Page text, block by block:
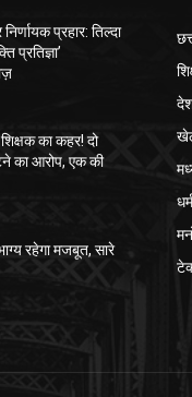
प्रहार: तिल्दा
प्रतिज्ञा’
का कहर! दो
का आरोप, एक की
रहेगा मजबूत, सारे
धर्म